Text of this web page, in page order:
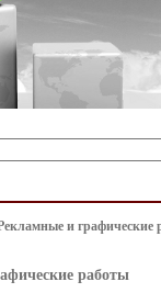
и графические
работы